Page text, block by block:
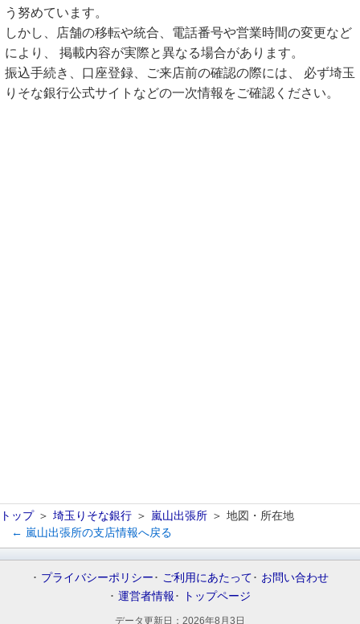
う努めています。
しかし、店舗の移転や統合、電話番号や営業時間の変更など
により、 掲載内容が実際と異なる場合があります。
振込手続き、口座登録、ご来店前の確認の際には、 必ず埼玉
りそな銀行公式サイトなどの一次情報をご確認ください。
トップ 埼玉りそな銀行 嵐山出張所
地図・所在地
← 嵐山出張所の支店情報へ戻る
プライバシーポリシー ご利用にあたって
お問い合わせ
運営者情報
トップページ
データ更新日： 2026年8月3日